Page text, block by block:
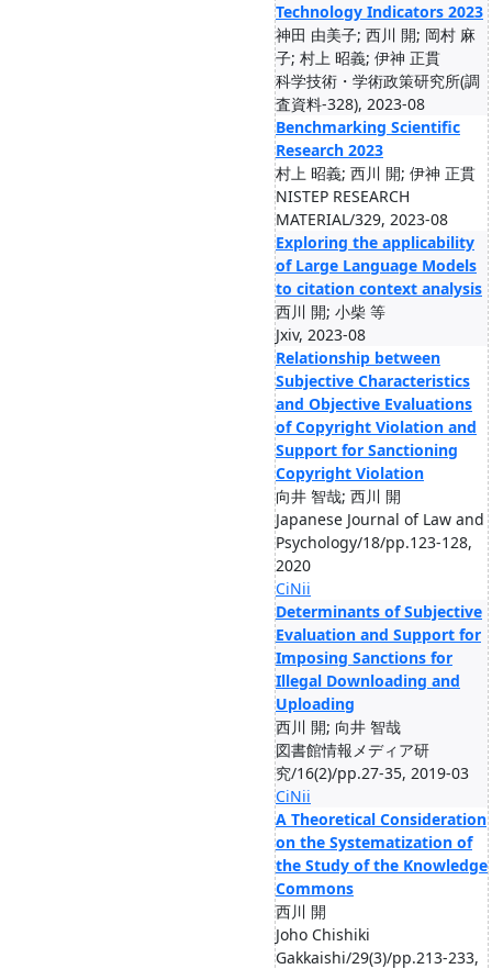
Technology Indicators 2023
神田 由美子; 西川 開; 岡村 麻
子; 村上 昭義; 伊神 正貫
科学技術・学術政策研究所(調
査資料-328), 2023-08
Benchmarking Scientific
Research 2023
村上 昭義; 西川 開; 伊神 正貫
NISTEP RESEARCH
MATERIAL/329, 2023-08
Exploring the applicability
of Large Language Models
to citation context analysis
西川 開; 小柴 等
Jxiv, 2023-08
Relationship between
Subjective Characteristics
and Objective Evaluations
of Copyright Violation and
Support for Sanctioning
Copyright Violation
向井 智哉; 西川 開
Japanese Journal of Law and
Psychology/18/pp.123-128,
2020
CiNii
Determinants of Subjective
Evaluation and Support for
Imposing Sanctions for
Illegal Downloading and
Uploading
西川 開; 向井 智哉
図書館情報メディア研
究/16(2)/pp.27-35, 2019-03
CiNii
A Theoretical Consideration
on the Systematization of
the Study of the Knowledge
Commons
西川 開
Joho Chishiki
Gakkaishi/29(3)/pp.213-233,